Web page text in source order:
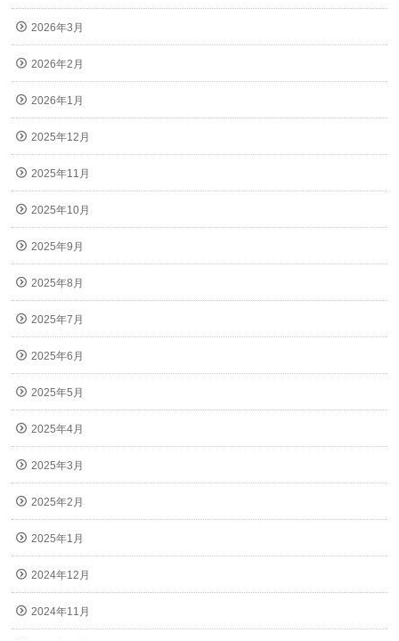
2026年3月
2026年2月
2026年1月
2025年12月
2025年11月
2025年10月
2025年9月
2025年8月
2025年7月
2025年6月
2025年5月
2025年4月
2025年3月
2025年2月
2025年1月
2024年12月
2024年11月